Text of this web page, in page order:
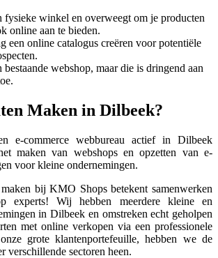
fysieke winkel en overweegt om je producten
online aan te bieden.
een online catalogus creëren voor potentiële
bestaande webshop, maar die is dringend aan
Maken in Dilbeek?
e-commerce webbureau actief in Dilbeek
maken van webshops en opzetten van e-
voor kleine ondernemingen.
bij KMO Shops betekent samenwerken
experts! Wij hebben meerdere kleine en
in Dilbeek en omstreken echt geholpen
met online verkopen via een professionele
grote klantenportefeuille, hebben we de
verschillende sectoren heen.